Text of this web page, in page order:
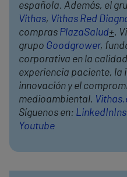
española. Además, el
Vithas, Vithas Red
compras PlazaSalud+.
grupo Goodgrower,
corporativa en la
experiencia paciente, la
innovación y el
medioambiental.
Síguenos en: LinkedIn
Youtube